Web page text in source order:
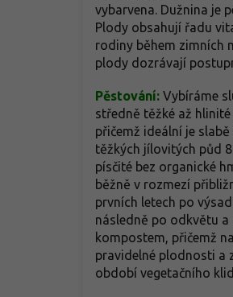
vybarvena. Dužnina je
Plody obsahují řadu
rodiny během zimních
plody dozrávají
Pěstování: Vybíráme
středně těžké až
přičemž ideální je
těžkých jílovitých půd
písčité bez organické
běžně v rozmezí
prvních letech po
následně po odkvětu
kompostem, přičemž
pravidelné plodnosti a
období vegetačního